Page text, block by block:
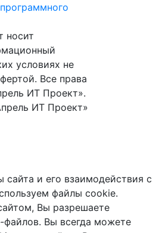
носит
условиях не
Все права
ИТ Проект».
ИТ Проект»
сайта и его взаимодействия с
файлы cookie.
Вы разрешаете
файлов. Вы всегда можете